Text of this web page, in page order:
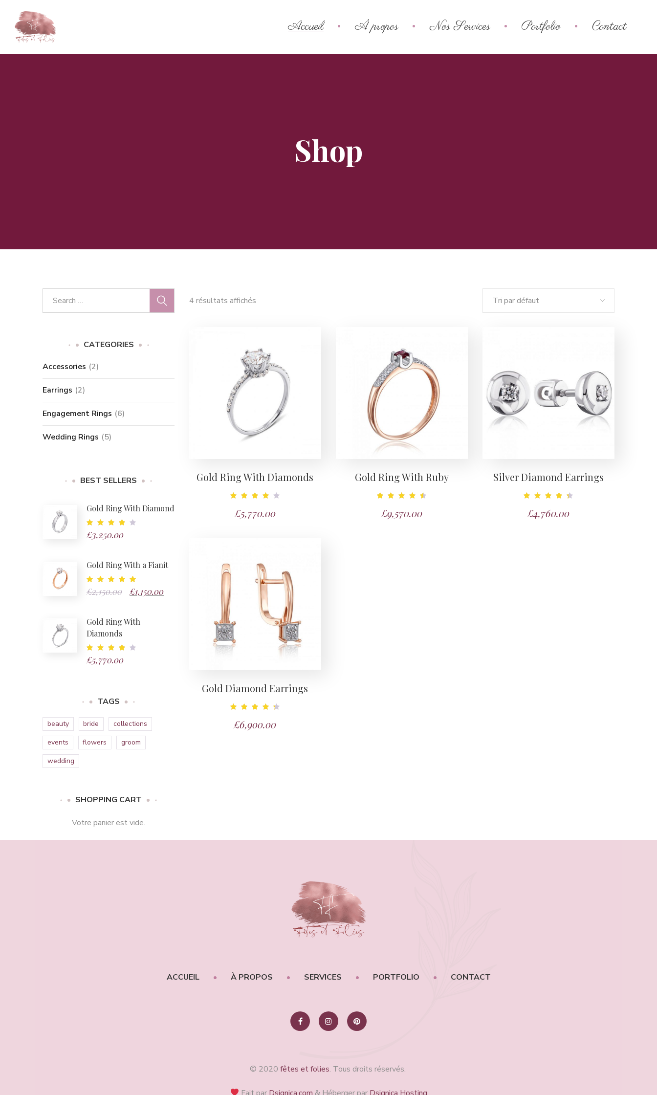
Accueil À propos Nos Services Portfolio Contact
Shop
4 résultats affichés
Gold Ring With Diamonds
4.00
sur
£5,770.00
Gold Ring With Ruby
4.67
sur 5
£9,570.00
Silver Diamond Earrings
4.50
sur 5
£4,760.00
Gold Diamond Earrings
4.50
sur 5
£6,900.00
CATEGORIES
Accessories (2)
Earrings (2)
Engagement Rings (6)
Wedding Rings (5)
BEST SELLERS
Gold Ring With Diamond
Note
4.00
£3,250.00
Gold Ring With a Fianit
Note
5.00
£2,150.00
Le
initial
était :
£1,150.00
Gold Ring With
Diamonds
Note
4.00
£5,770.00
TAGS
beauty bride
collections
events
flowers
groom
wedding
SHOPPING CART
Votre panier est vide.
ACCUEIL À PROPOS SERVICES PORTFOLIO CONTACT
© 2020 fêtes et folies. Tous droits réservés.